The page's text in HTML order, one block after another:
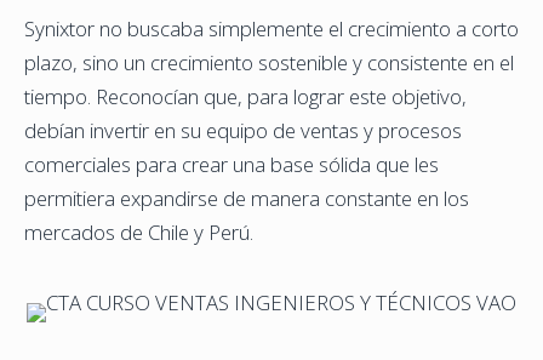
Synixtor no buscaba simplemente el crecimiento a corto
plazo, sino un crecimiento sostenible y consistente en el
tiempo. Reconocían que, para lograr este objetivo,
debían invertir en su equipo de ventas y procesos
comerciales para crear una base sólida que les
permitiera expandirse de manera constante en los
mercados de Chile y Perú.